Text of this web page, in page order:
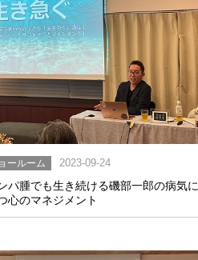
ールーム 2023-09-24
パ腫でも生き続ける磯部一郎の病気に
心のマネジメント